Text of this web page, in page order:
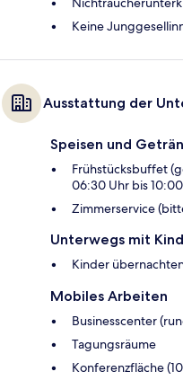
Keine
Ausstattung der
Speisen und
Frühstücksbuffet
06:30 Uhr bis
Zimmerservice
Unterwegs mit
Kinder
Mobiles Arbeiten
Businesscenter
Tagungsräume
Konferenzfläche